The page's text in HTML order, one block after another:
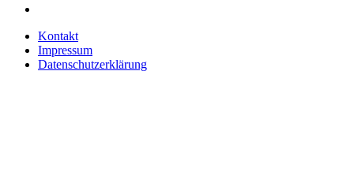
Kontakt
Impressum
Datenschutzerklärung